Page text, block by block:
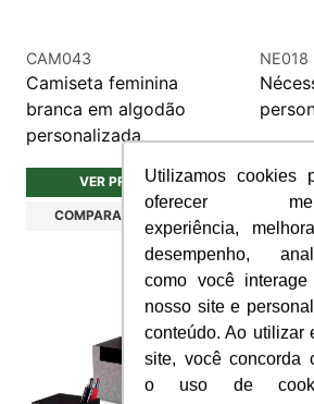
Utilizamos cookies
oferecer
experiência,
desempenho,
como você interage
nosso site e
conteúdo. Ao utilizar
site, você concorda
o uso de
CAM043
Camiseta feminina
branca em algodão
personalizada
VER PRODUTO
COMPARAR PRODUTO
NE018